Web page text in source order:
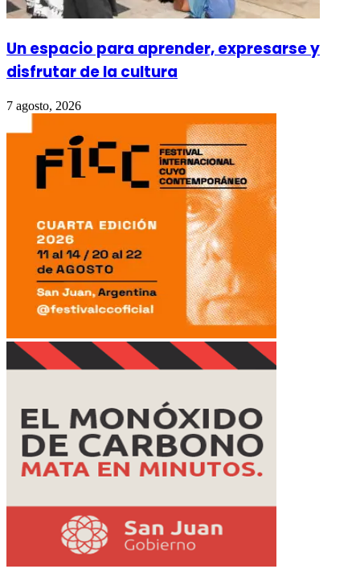
Un espacio para aprender, expresarse y
disfrutar de la cultura
7 agosto, 2026